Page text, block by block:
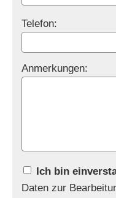
Telefon:
Anmerkungen:
Ich bin
Daten zur